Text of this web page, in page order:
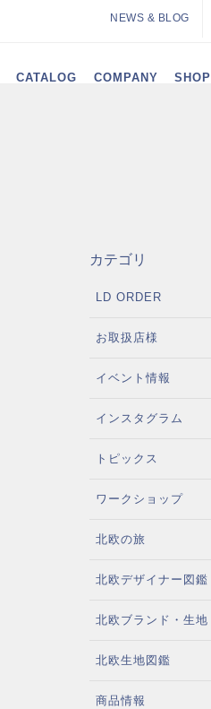
NEWS & BLOG
CATALOG COMPANY SHOP
カテゴリ
LD ORDER
お取扱店様
イベント情報
インスタグラム
トピックス
ワークショップ
北欧の旅
北欧デザイナー図鑑
北欧ブランド・生地
北欧生地図鑑
商品情報